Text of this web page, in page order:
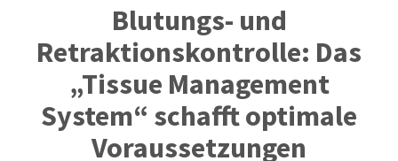
Blutungs- und
Retraktionskontrolle: Das
„Tissue Management
System“ schafft optimale
Voraussetzungen